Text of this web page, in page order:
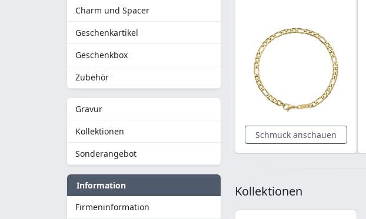
Charm und Spacer
Geschenkartikel
Geschenkbox
Zubehör
Gravur
Kollektionen
Sonderangebot
Information
Firmeninformation
Schmuck anschauen
Kollektionen